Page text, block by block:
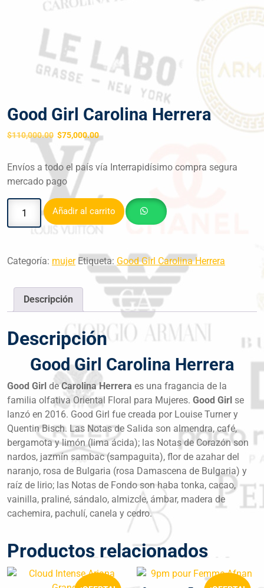
Good Girl Carolina Herrera
$110,000.00 $75,000.00
Envíos a todo el país vía Interrapidísimo compra segura
mercado pago
Añadir al carrito
Categoría: mujer Etiqueta: Good Girl Carolina Herrera
Descripción
Descripción
Good Girl Carolina Herrera
Good Girl deCarolina Herrera es una fragancia de la
familia olfativa Oriental Floral para Mujeres. Good Girl se
lanzó en 2016. Good Girl fue creada por Louise Turner y
Quentin Bisch. Las Notas de Salida son almendra, café,
bergamota y limón (lima ácida); las Notas de Corazón son
nardos, jazmín sambac (sampaguita), flor de azahar del
naranjo, rosa de Bulgaria (rosa Damascena de Bulgaria) y
raíz de lirio; las Notas de Fondo son haba tonka, cacao,
vainilla, praliné, sándalo, almizcle, ámbar, madera de
cachemira, pachulí, canela y cedro.
Productos relacionados